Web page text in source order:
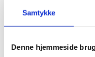
Samtykke
Denne hjemmeside
2011-2015:
ambassade i Addis
Djibouti